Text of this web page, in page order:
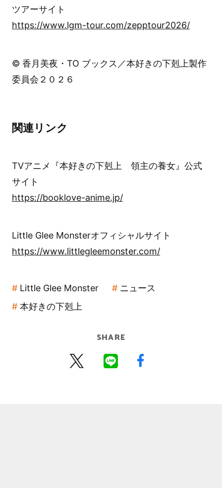
ツアーサイト
https://www.lgm-tour.com/zepptour2026/
© 香月美夜・TO ブックス／本好きの下剋上製作
委員会２０２６
関連リンク
TVアニメ『本好きの下剋上 領主の養女』公式
サイト
https://booklove-anime.jp/
Little Glee Monsterオフィシャルサイト
https://www.littlegleemonster.com/
Little Glee Monster
ニュース
本好きの下剋上
SHARE